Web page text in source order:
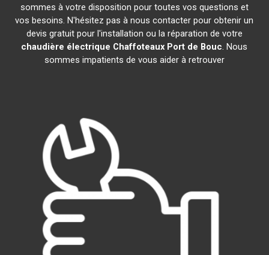
sommes à votre disposition pour toutes vos questions et
vos besoins. N'hésitez pas à nous contacter pour obtenir un
devis gratuit pour l'installation ou la réparation de votre
chaudière électrique Chaffoteaux Port de Bouc. Nous
sommes impatients de vous aider à retrouver